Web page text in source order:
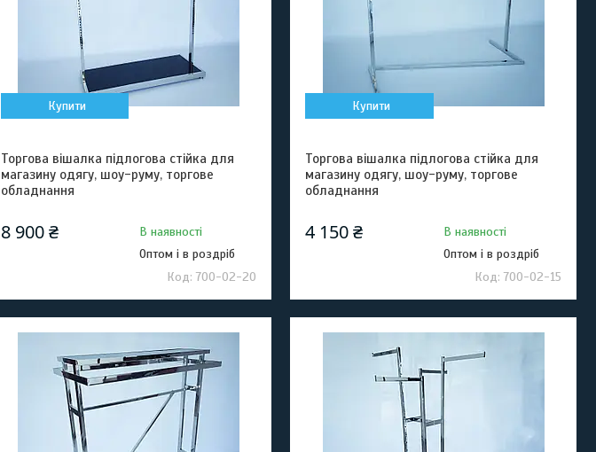
Купити
Торгова вішалка підлогова стійка для
магазину одягу, шоу-руму, торгове
обладнання
8 900 ₴
В наявності
Оптом і в роздріб
700-02-20
Купити
Торгова вішалка підлогова стійка для
магазину одягу, шоу-руму, торгове
обладнання
4 150 ₴
В наявності
Оптом і в роздріб
700-02-15